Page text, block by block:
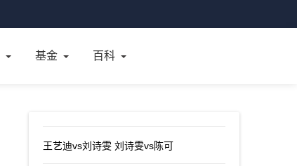
基金 百科
王艺迪vs刘诗雯 刘诗雯vs陈可